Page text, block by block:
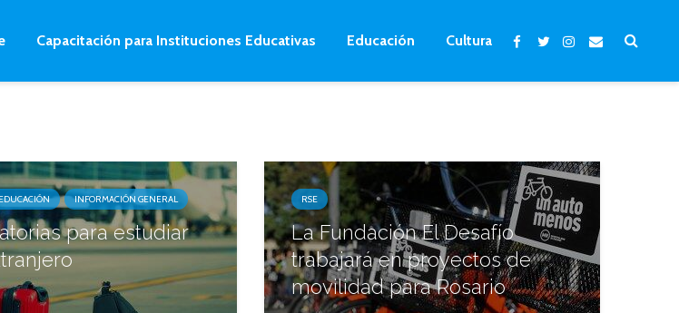
Capacitación para Instituciones Educativas Educación Cultura
INFORMACIÓN GENERAL
para estudiar
RSE
La Fundación El Desafío
trabajará en proyectos de
movilidad para Rosario